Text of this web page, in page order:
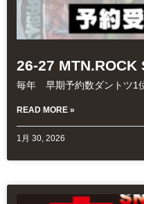
26-27 MTN.ROCK
毎年 早期予約数ダントツ1
READ MORE »
1月 30, 2026